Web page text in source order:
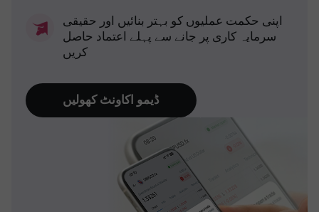
اپنی حکمت عملیوں کو بہتر بنائیں اور حقیقی
سرمایہ کاری پر جانے سے پہلے اعتماد حاصل
کریں
ڈیمو اکاونٹ کھولیں